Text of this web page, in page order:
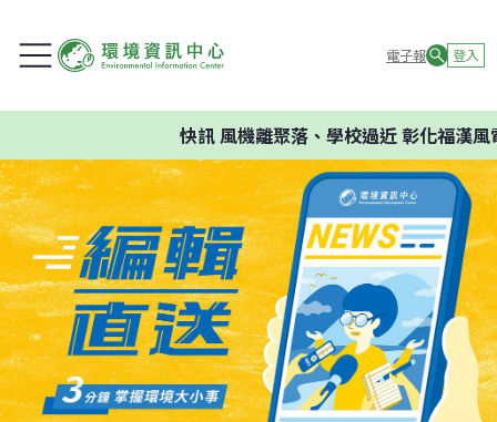
電子報 登入
快訊風機離聚落、學校過近 彰化福漢風